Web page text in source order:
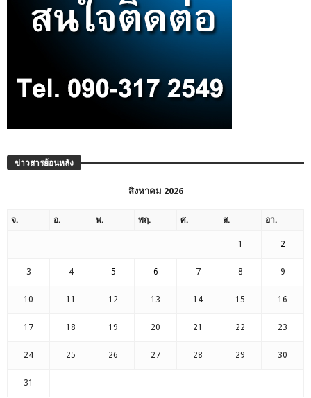
ข่าวสารย้อนหลัง
สิงหาคม 2026
จ. อ. พ. พฤ. ศ. ส. อา.
1 2
3 4 5 6 7 8 9
10 11 12 13 14 15 16
17 18 19 20 21 22 23
24 25 26 27 28 29 30
31